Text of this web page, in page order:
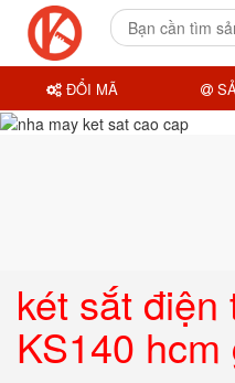
két sắt điện
KS140 hcm
ĐỔI MÃ